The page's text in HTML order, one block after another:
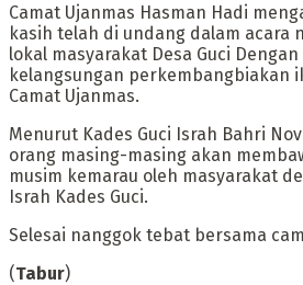
Camat Ujanmas Hasman Hadi
kasih telah di undang dalam acara
lokal masyarakat Desa Guci
kelangsungan perkembangbiakan
Camat Ujanmas.
Menurut Kades Guci Israh Bahri
orang masing-masing akan
musim kemarau oleh masyarakat
Israh Kades Guci.
Selesai nanggok tebat bersama
(Tabur)